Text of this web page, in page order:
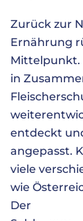
Zurück zur
Ernährung
Mittelpunkt.
in
entdeckt
angepasst.
viele
wie
Der